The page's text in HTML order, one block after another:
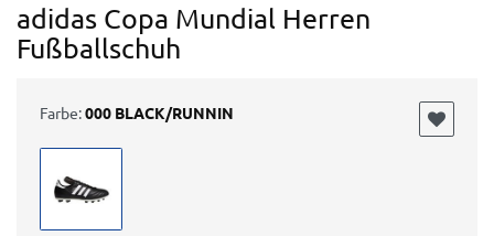
adidas Copa Mundial Herren
Fußballschuh
Farbe:000 BLACK/RUNNIN